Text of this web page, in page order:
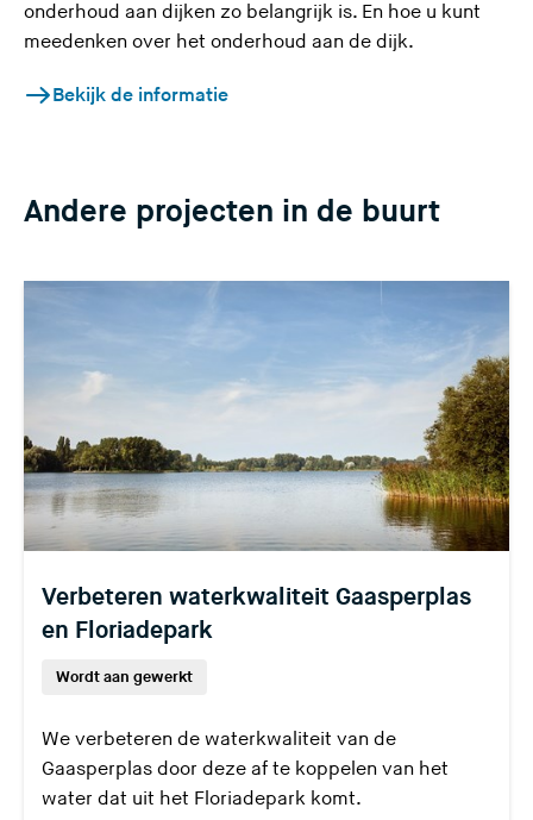
onderhoud aan dijken zo belangrijk is. En hoe u kunt
meedenken over het onderhoud aan de dijk.
Bekijk de informatie
Andere projecten in de buurt
Verbeteren waterkwaliteit Gaasperplas
en Floriadepark
Wordt aan gewerkt
We verbeteren de waterkwaliteit van de
Gaasperplas door deze af te koppelen van het
water dat uit het Floriadepark komt.